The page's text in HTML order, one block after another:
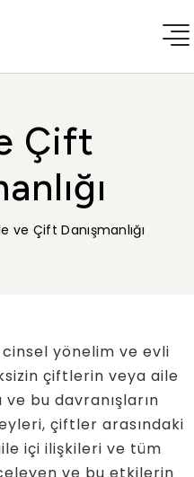
Çift
ve Çift Danışmanlığı
cinsel yönelim ve evli
çiftlerin veya aile
bu davranışların
çiftler arasındaki
içi ilişkileri ve tüm